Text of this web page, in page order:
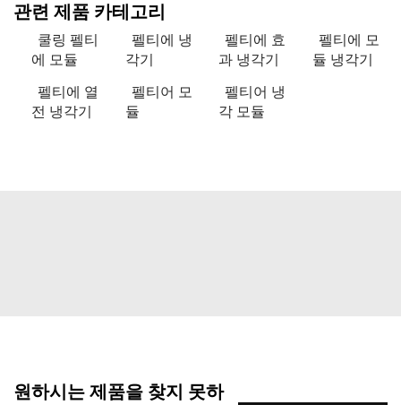
관련 제품 카테고리
쿨링 펠티
에 모듈
펠티에 냉
각기
펠티에 효
과 냉각기
펠티에 모
듈 냉각기
펠티에 열
전 냉각기
펠티어 모
듈
펠티어 냉
각 모듈
원하시는 제품을 찾지 못하